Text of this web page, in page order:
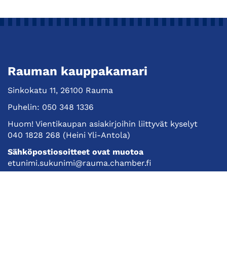
Rauman kauppakamari
Sinkokatu 11, 26100 Rauma
Puhelin: 050 348 1336
Huom! Vientikaupan asiakirjoihin liittyvät kyselyt
040 1828 268 (Heini Yli-Antola)
Sähköpostiosoitteet ovat muotoa
etunimi.sukunimi@rauma.chamber.fi